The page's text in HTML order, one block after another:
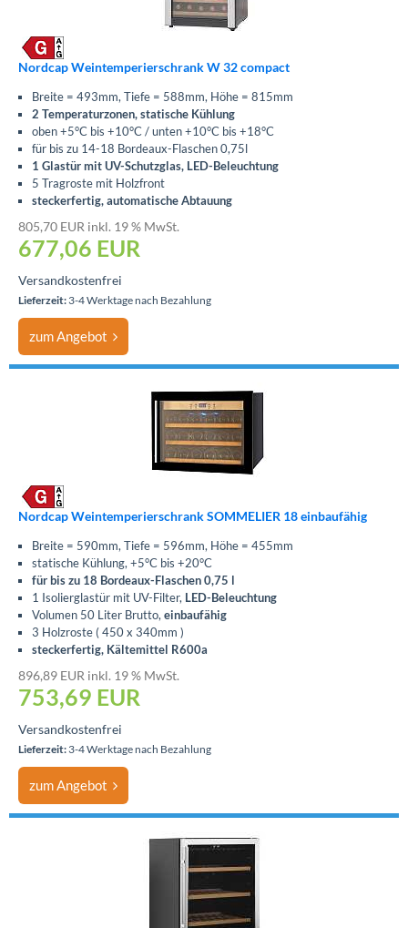
Nordcap Weintemperierschrank W 32 compact
Breite = 493mm, Tiefe = 588mm, Höhe = 815mm
2 Temperaturzonen, statische Kühlung
oben +5°C bis +10°C / unten +10°C bis +18°C
für bis zu 14-18 Bordeaux-Flaschen 0,75l
1 Glastür mit UV-Schutzglas, LED-Beleuchtung
5 Tragroste mit Holzfront
steckerfertig, automatische Abtauung
805,70 EUR inkl. 19 % MwSt.
677,06 EUR
Versandkostenfrei
Lieferzeit: 3-4 Werktage nach Bezahlung
zum Angebot
Nordcap Weintemperierschrank SOMMELIER 18 einbaufähig
Breite = 590mm, Tiefe = 596mm, Höhe = 455mm
statische Kühlung, +5°C bis +20°C
für bis zu 18 Bordeaux-Flaschen 0,75 l
1 Isolierglastür mit UV-Filter, LED-Beleuchtung
Volumen 50 Liter Brutto, einbaufähig
3 Holzroste ( 450 x 340mm )
steckerfertig, Kältemittel R600a
896,89 EUR inkl. 19 % MwSt.
753,69 EUR
Versandkostenfrei
Lieferzeit: 3-4 Werktage nach Bezahlung
zum Angebot